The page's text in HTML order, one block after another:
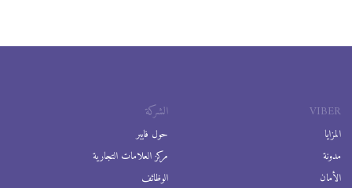
VIBER
المزايا
مدونة
الأمان
الشركة
حول فايبر
مركز العلامات التجارية
الوظائف